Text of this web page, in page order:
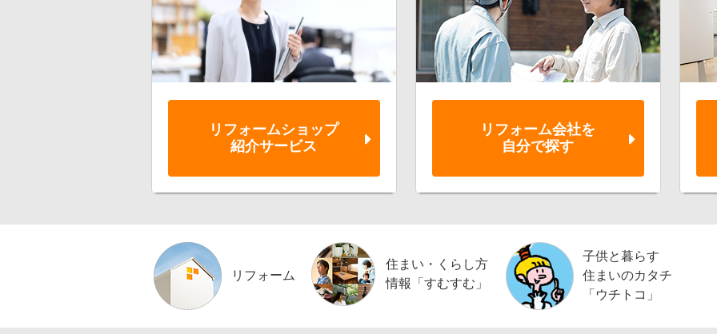
リフォームショップ
紹介サービス
リフォーム会社を
自分で探す
リフォーム
住まい・くらし方
情報「すむすむ」
子供と暮らす
住まいのカタチ
「ウチトコ」